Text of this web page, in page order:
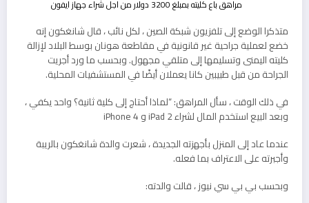
متذكرا الوضع إلى تلفزيون شبكة الصين ، لكل نائب ، قال شانغكون إنه
خضع لعملية جراحية غير قانونية في مقاطعة هونان بوسط البلاد لإزالة
كليته اليمنى وتسليمها إلى متلقي مجهول. وبحسب ما ورد أجريت
الجراحة من قبل طبيبين كانا يعملان أيضًا في المستشفيات المحلية.
في ذلك الوقت ، سأل المراهق: “لماذا أحتاج إلى كلية ثانية؟ واحد يكفي ،
وبعد البيع استخدم المال لشراء iPad 2 و iPhone 4
عندما عاد إلى المنزل بأجهزته الجديدة ، شعرت والدة شانغكون بالريبة
وأجبرته على الاعتراف بما فعله.
وبحسب بي بي سي نيوز ، قالت والدته: